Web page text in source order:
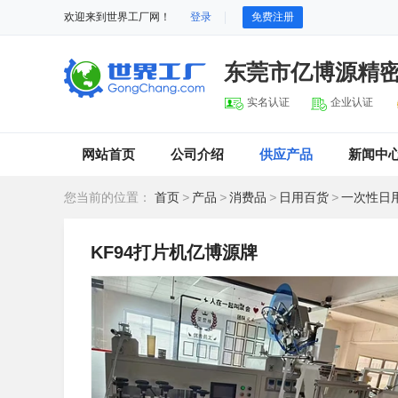
欢迎来到世界工厂网！ 登录 免费注册
东莞市亿博源精
实名认证 企业认证
网站首页 公司介绍 供应产品 新闻中
您当前的位置： 首页 > 产品 >消费品 > 日用百货 >一次性日
KF94打片机亿博源牌